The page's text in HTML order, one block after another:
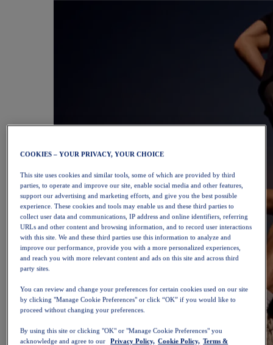
COOKIES – YOUR PRIVACY, YOUR CHOICE
This site uses cookies and similar tools, some of which are provided by third
parties, to operate and improve our site, enable social media and other features,
support our advertising and marketing efforts, and give you the best possible
experience. These cookies and tools may enable us and these third parties to
collect user data and communications, IP address and online identifiers, referring
URLs and other content and browsing information, and to record user interactions
with this site. We and these third parties use this information to analyze and
improve our performance, provide you with a more personalized experiences,
and reach you with more relevant content and ads on this site and across third
party sites.
You can review and change your preferences for certain cookies used on our site
by clicking "Manage Cookie Preferences" or click “OK” if you would like to
proceed without changing your preferences.
By using this site or clicking "OK" or "Manage Cookie Preferences" you
acknowledge and agree to our
Privacy Policy, Cookie Policy, Terms &